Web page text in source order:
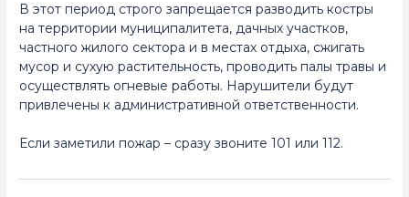
В этот период строго запрещается разводить костры
на территории муниципалитета, дачных участков,
частного жилого сектора и в местах отдыха, сжигать
мусор и сухую растительность, проводить палы травы и
осуществлять огневые работы. Нарушители будут
привлечены к административной ответственности.
Если заметили пожар – сразу звоните 101 или 112.